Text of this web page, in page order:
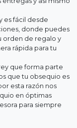
es fácil desde
donde puedes
orden de regalo y
rápida para tu
que forma parte
que tu obsequio es
esta razón nos
en óptimas
para siempre